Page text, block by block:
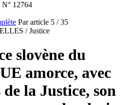
12764
Par article 5 / 35
/ Justice
slovène du
amorce, avec
la Justice, son